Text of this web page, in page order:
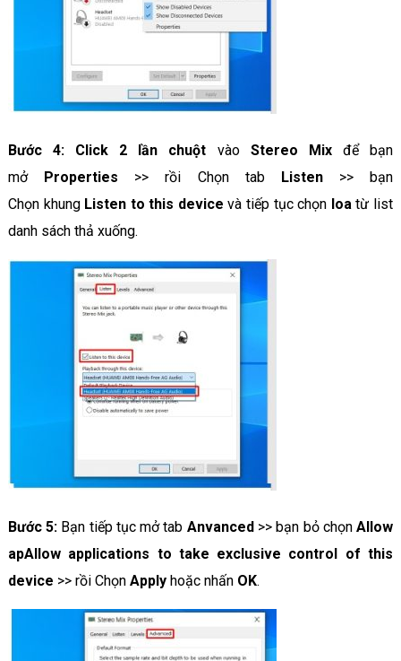
Bước 4: Click 2 lần chuột vào Stereo Mixđể bạn
mở Properties >> rồi Chọn tab Listen >> bạn
Chọn khungListen to this device và tiếp tục chọn loa từ list
danh sách thả xuống.
Bước 5: Bạn tiếp tục mở tab Anvanced >> bạn bỏ chọnAllow
apAllow applications to take exclusive control of this
device >> rồi Chọn Apply hoặc nhấn OK.